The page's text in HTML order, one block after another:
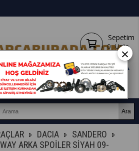
Sepetim
0 Ürün
DACIA
SANDERO
ARKA SPOİLER SİYAH 09-
×